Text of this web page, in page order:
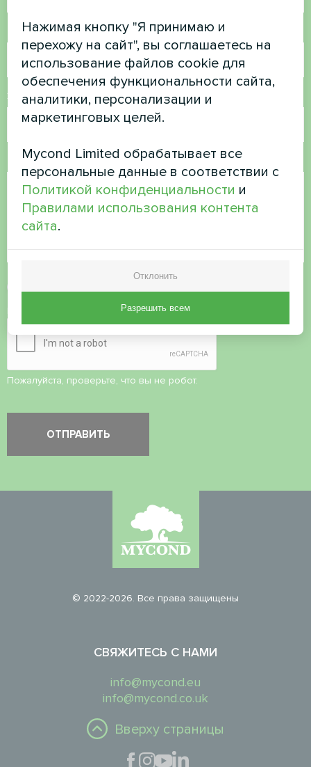
Номер телефона
Электронная почта
Комментарий
Проверка безопасности*
Пожалуйста, проверьте, что вы не робот.
© 2022-2026. Все права защищены
СВЯЖИТЕСЬ С НАМИ
info@mycond.eu
info@mycond.co.uk
Вверху страницы
Нажимая кнопку "Я принимаю и
перехожу на сайт", вы соглашаетесь на
использование файлов cookie для
обеспечения функциональности сайта,
аналитики, персонализации и
маркетинговых целей.
Mycond Limited обрабатывает все
персональные данные в соответствии с
Политикой конфиденциальности и
Правилами использования контента
сайта.
Отклонить
Разрешить всем